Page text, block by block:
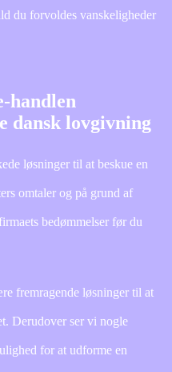
du forvoldes vanskeligheder
handlen
dansk lovgivning
løsninger til at beskue en
omtaler og på grund af
bedømmelser før du
fremragende løsninger til at
Derudover ser vi nogle
for at udforme en